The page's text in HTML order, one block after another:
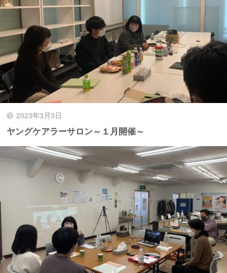
2023年3月3日
ヤングケアラーサロン～１月開催～